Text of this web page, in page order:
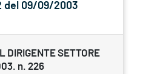
del 09/09/2003
DIRIGENTE SETTORE
n. 226